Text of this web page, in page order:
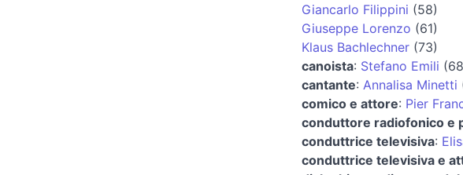
Giancarlo Filippini (58)
Giuseppe Lorenzo (61)
Klaus Bachlechner(73)
canoista: Stefano Emili
cantante: Annalisa Minetti
comico e attore: Pier
conduttore radiofonico e
conduttrice televisiva:
conduttrice televisiva e